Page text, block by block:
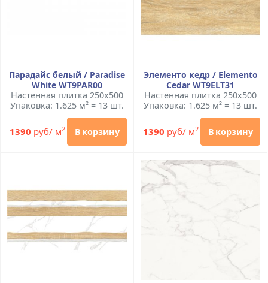
Парадайс белый / Paradise
White WT9PAR00
Настенная плитка 250x500
Упаковка: 1.625 м² = 13 шт.
1390 руб/ м2 В корзину
Элементо кедр / Elemento
Cedar WT9ELT31
Настенная плитка 250x500
Упаковка: 1.625 м² = 13 шт.
1390 руб/ м2 В корзину